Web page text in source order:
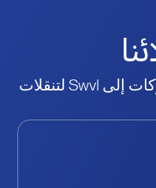
تعرف على سبب تحول الشركات إلى Swvl لتنقلات